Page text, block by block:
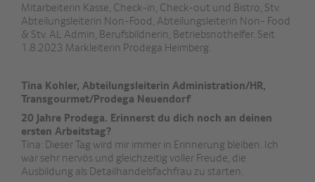
Mitarbeiterin Kasse, Check-in, Check-out und Bistro, Stv.
Abteilungsleiterin Non-Food, Abteilungsleiterin Non- Food
& Stv. AL Admin, Berufsbildnerin, Betriebsnothelfer. Seit
1.8.2023 Markleiterin Prodega Heimberg.
Tina Kohler, Abteilungsleiterin Administration/HR,
Transgourmet/Prodega Neuendorf
20 Jahre Prodega. Erinnerst du dich noch an deinen
ersten Arbeitstag?
Tina: Dieser Tag wird mir immer in Erinnerung bleiben. Ich
war sehr nervös und gleichzeitig voller Freude, die
Ausbildung als Detailhandelsfachfrau zu starten.